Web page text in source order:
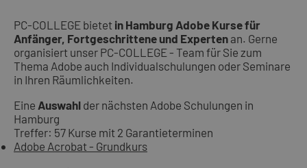
PC-COLLEGE bietet in Hamburg Adobe Kurse für
Anfänger, Fortgeschrittene und Experten an. Gerne
organisiert unser PC-COLLEGE - Team für Sie zum
Thema Adobe auch Individualschulungen oder Seminare
in Ihren Räumlichkeiten.
Eine Auswahl der nächsten Adobe Schulungen in
Hamburg
Treffer: 57 Kurse mit 2 Garantieterminen
Adobe Acrobat - Grundkurs